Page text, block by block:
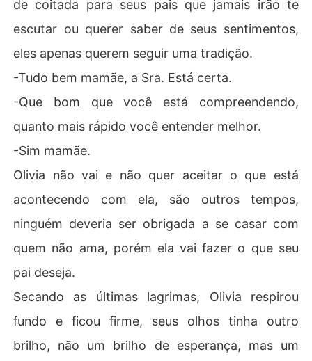
de coitada para seus pais que jamais irão te
escutar ou querer saber de seus sentimentos,
eles apenas querem seguir uma tradição.
-Tudo bem mamãe, a Sra. Está certa.
-Que bom que você está compreendendo,
quanto mais rápido você entender melhor.
-Sim mamãe.
Olivia não vai e não quer aceitar o que está
acontecendo com ela, são outros tempos,
ninguém deveria ser obrigada a se casar com
quem não ama, porém ela vai fazer o que seu
pai deseja.
Secando as últimas lagrimas, Olivia respirou
fundo e ficou firme, seus olhos tinha outro
brilho, não um brilho de esperança, mas um